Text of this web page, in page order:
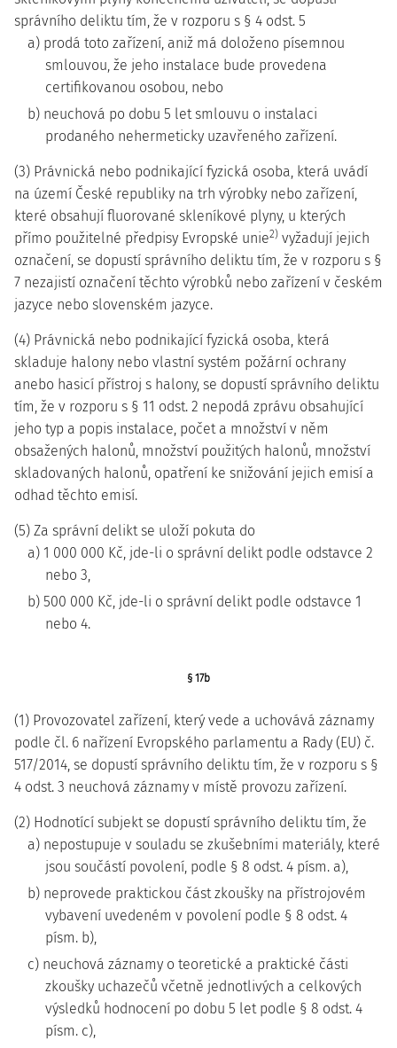
správního deliktu tím, že v rozporu s § 4 odst. 5
a) prodá toto zařízení, aniž má doloženo písemnou
smlouvou, že jeho instalace bude provedena
certifikovanou osobou, nebo
b) neuchová po dobu 5 let smlouvu o instalaci
prodaného nehermeticky uzavřeného zařízení.
(3) Právnická nebo podnikající fyzická osoba, která uvádí
na území České republiky na trh výrobky nebo zařízení,
které obsahují fluorované skleníkové plyny, u kterých
přímo použitelné předpisy Evropské unie2) vyžadují jejich
označení, se dopustí správního deliktu tím, že v rozporu s §
7 nezajistí označení těchto výrobků nebo zařízení v českém
jazyce nebo slovenském jazyce.
(4) Právnická nebo podnikající fyzická osoba, která
skladuje halony nebo vlastní systém požární ochrany
anebo hasicí přístroj s halony, se dopustí správního deliktu
tím, že v rozporu s § 11 odst. 2 nepodá zprávu obsahující
jeho typ a popis instalace, počet a množství v něm
obsažených halonů, množství použitých halonů, množství
skladovaných halonů, opatření ke snižování jejich emisí a
odhad těchto emisí.
(5) Za správní delikt se uloží pokuta do
a) 1 000 000 Kč, jde-li o správní delikt podle odstavce 2
nebo 3,
b) 500 000 Kč, jde-li o správní delikt podle odstavce 1
nebo 4.
§ 17b
(1) Provozovatel zařízení, který vede a uchovává záznamy
podle čl. 6 nařízení Evropského parlamentu a Rady (EU) č.
517/2014, se dopustí správního deliktu tím, že v rozporu s §
4 odst. 3 neuchová záznamy v místě provozu zařízení.
(2) Hodnotící subjekt se dopustí správního deliktu tím, že
a) nepostupuje v souladu se zkušebními materiály, které
jsou součástí povolení, podle § 8 odst. 4 písm. a),
b) neprovede praktickou část zkoušky na přístrojovém
vybavení uvedeném v povolení podle § 8 odst. 4
písm. b),
c) neuchová záznamy o teoretické a praktické části
zkoušky uchazečů včetně jednotlivých a celkových
výsledků hodnocení po dobu 5 let podle § 8 odst. 4
písm. c),